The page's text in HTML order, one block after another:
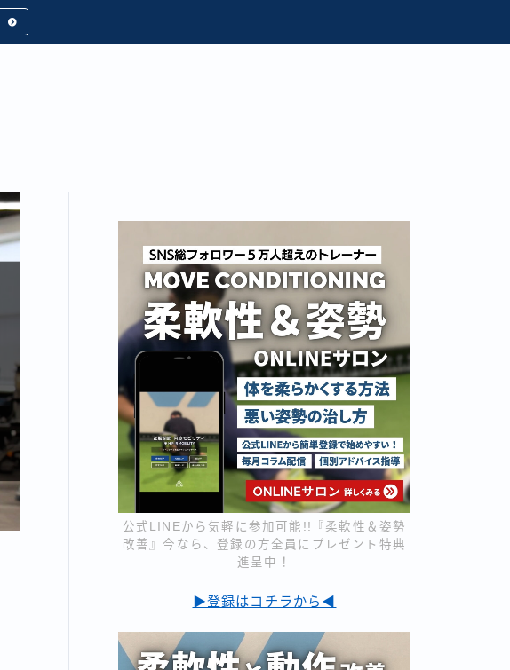
公式LINEから気軽に参加可能!!『柔軟性＆姿勢
改善』今なら、登録の方全員にプレゼント特典
進呈中！
▶登録はコチラから◀